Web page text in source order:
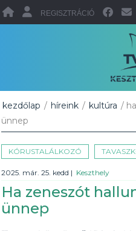
REGISZTRÁCIÓ
kezdőlap / híreink / kultúra /
ünnep
KÓRUSTALÁLKOZÓ
2025. már. 25. kedd | Keszthely
Ha zeneszót
ünnep